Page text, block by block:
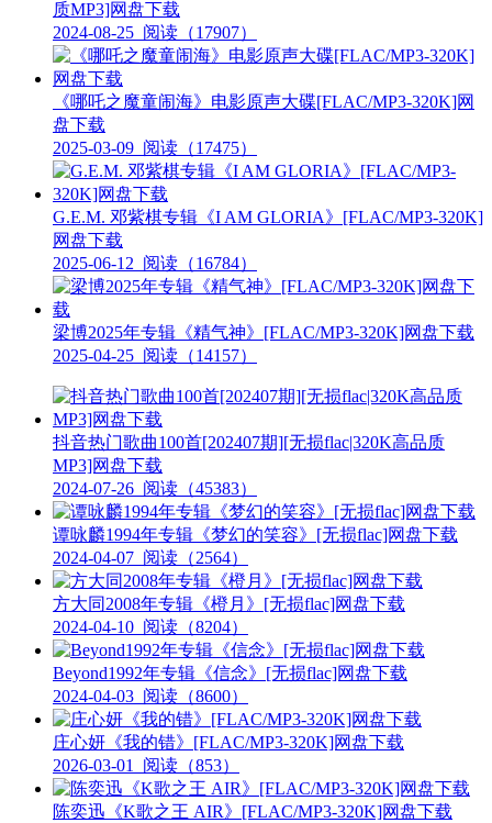
质MP3]网盘下载
2024-08-25 阅读（17907）
《哪吒之魔童闹海》电影原声大碟[FLAC/MP3-320K]网
盘下载
2025-03-09 阅读（17475）
G.E.M. 邓紫棋专辑《I AM GLORIA》[FLAC/MP3-320K]
网盘下载
2025-06-12 阅读（16784）
梁博2025年专辑《精气神》[FLAC/MP3-320K]网盘下载
2025-04-25 阅读（14157）
抖音热门歌曲100首[202407期][无损flac|320K高品质
MP3]网盘下载
2024-07-26 阅读（45383）
谭咏麟1994年专辑《梦幻的笑容》[无损flac]网盘下载
2024-04-07 阅读（2564）
方大同2008年专辑《橙月》[无损flac]网盘下载
2024-04-10 阅读（8204）
Beyond1992年专辑《信念》[无损flac]网盘下载
2024-04-03 阅读（8600）
庄心妍《我的错》[FLAC/MP3-320K]网盘下载
2026-03-01
阅读（853）
陈奕迅《K歌之王 AIR》[FLAC/MP3-320K]网盘下载